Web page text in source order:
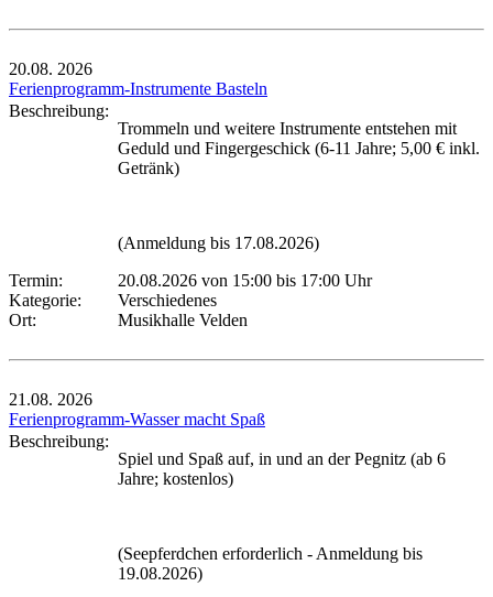
20.08. 2026
Ferienprogramm-Instrumente Basteln
Beschreibung:
Trommeln und weitere Instrumente entstehen mit
Geduld und Fingergeschick (6-11 Jahre; 5,00 € inkl.
Getränk)
(Anmeldung bis 17.08.2026)
Termin:
20.08.2026 von 15:00 bis 17:00 Uhr
Kategorie:
Verschiedenes
Ort:
Musikhalle Velden
21.08. 2026
Ferienprogramm-Wasser macht Spaß
Beschreibung:
Spiel und Spaß auf, in und an der Pegnitz (ab 6
Jahre; kostenlos)
(Seepferdchen erforderlich - Anmeldung bis
19.08.2026)